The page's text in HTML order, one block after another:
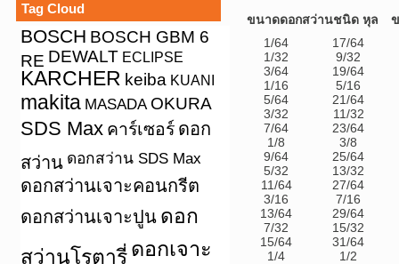
Tag Cloud
BOSCH BOSCH GBM 6
RE DEWALT ECLIPSE
KARCHER keiba KUANI
makita MASADA OKURA
SDS Max คาร์เซอร์ ดอก
สว่าน ดอกสว่าน SDS Max
ดอกสว่านเจาะคอนกรีต
ดอกสว่านเจาะปูน ดอก
สว่านโรตารี่ ดอกเจาะ
ขนาดดอกสว่านชนิด หุล
1/64
17/64
1/32
9/32
3/64
19/64
1/16
5/16
5/64
21/64
3/32
11/32
7/64
23/64
1/8
3/8
9/64
25/64
5/32
13/32
11/64
27/64
3/16
7/16
13/64
29/64
7/32
15/32
15/64
31/64
1/4
1/2